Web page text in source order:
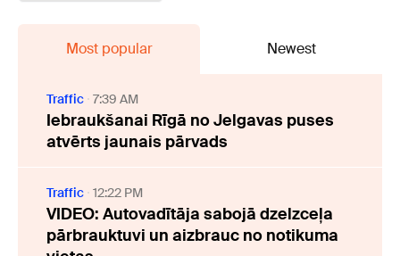
Most popular Newest
Traffic 7:39 AM
Iebraukšanai Rīgā no Jelgavas puses
atvērts jaunais pārvads
Traffic 12:22 PM
VIDEO: Autovadītāja sabojā dzelzceļa
pārbrauktuvi un aizbrauc no notikuma